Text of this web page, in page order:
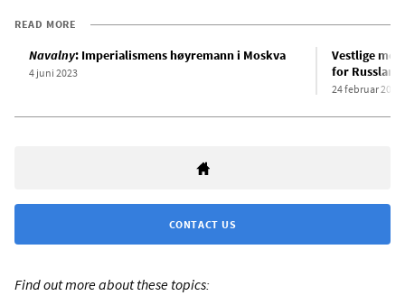
READ MORE
Navalny: Imperialismens høyremann i Moskva
4 juni 2023
Vestlige
for
24 februar 2024
CONTACT US
Find out more about these topics: